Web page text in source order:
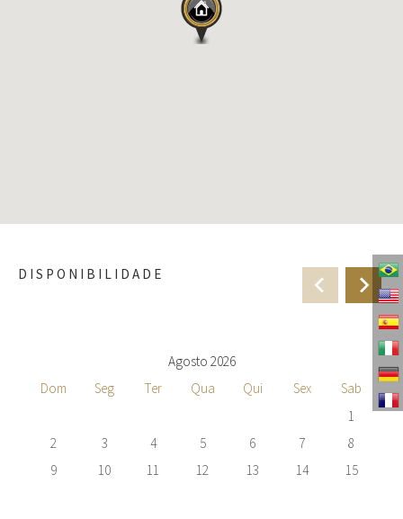
DISPONIBILIDADE
Agosto 2026
Dom
Seg Ter Qua Qui Sex
Sab
1
2
3 4 5 6 7
8
9
10 11 12 13 14
15